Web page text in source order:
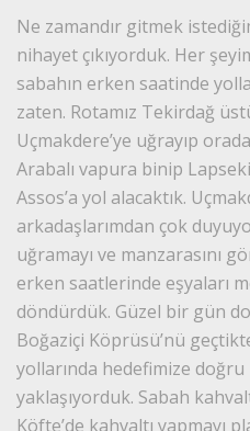
Ne zamandır gitmek
nihayet çıkıyorduk. Her
sabahın erken saatinde
zaten. Rotamız Tekirdağ
Uçmakdere’ye uğrayıp
Arabalı vapura binip
Assos’a yol alacaktık.
arkadaşlarımdan çok
uğramayı ve manzarasını
erken saatlerinde eşyaları
döndürdük. Güzel bir gün
Boğaziçi Köprüsü’nü
yollarında hedefimize
yaklaşıyorduk. Sabah
Köfte’de kahvaltı yapmayı